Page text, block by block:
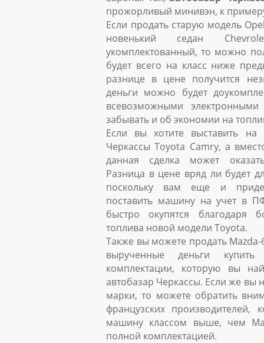
прожорливый минивэн, к
Если продать старую модель
новенький седан
укомплектованный, то можно
будет всего на класс ниже
разнице в цене получится
деньги можно будет
всевозможными
забывать и об экономии на
Если вы хотите выставить на
Черкассы Toyota Camry, а
данная сделка может
Разница в цене вряд ли будет
поскольку вам еще и
поставить машину на учет в
быстро окупятся благодаря
топлива новой модели Toyota.
Также вы можете продать Mazda-
вырученные деньги
комплектации, которую вы
автобазар Черкассы. Если же вы
марки, то можете обратить
французских производителей,
машину классом выше, чем
полной комплектацией.